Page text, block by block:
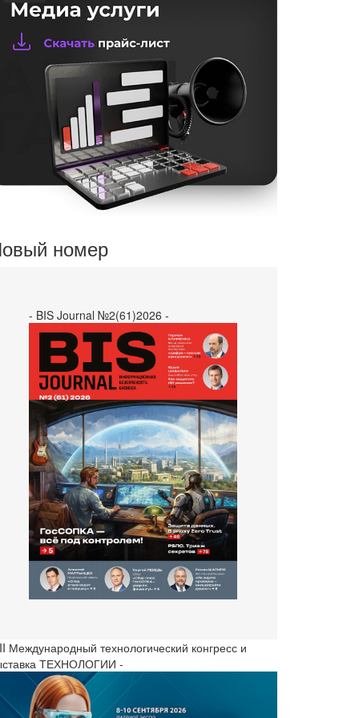
номер
- BIS Journal №2(61)2026 -
Международный технологический конгресс и
ТЕХНОЛОГИИ -